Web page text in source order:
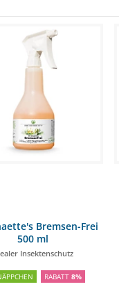
Bremsen-Frei
500 ml
Insektenschutz
RABATT8%